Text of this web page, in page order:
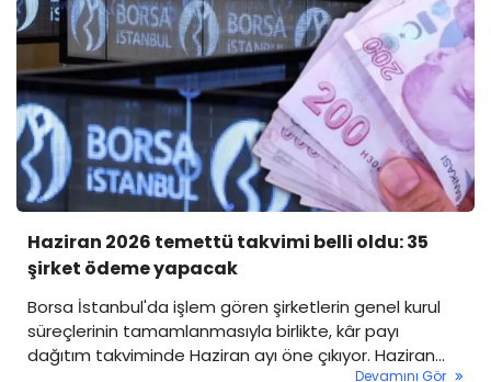
Haziran 2026 temettü takvimi belli oldu: 35
şirket ödeme yapacak
Borsa İstanbul'da işlem gören şirketlerin genel kurul
süreçlerinin tamamlanmasıyla birlikte, kâr payı
dağıtım takviminde Haziran ayı öne çıkıyor. Haziran
Devamını Gör